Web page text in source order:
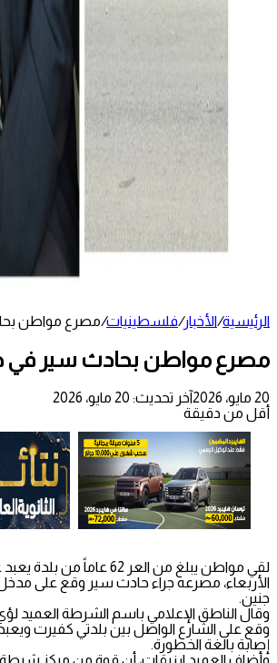
الرئيسية/الأخبار/فلسطينيات/مصرع مواطن
مصرع مواطن بحادث سير في
20 مايو، 2026
آخر تحديث: 20 مايو، 2026
أقل من دقيقة
لقي مواطن يبلغ من العر 62 عاماً
الأربعاء، مصرعه جراء حادث سير وقع على
جنين.
وقال الناطق الإعلامي باسم الشرطة العميد
وقع على الشارع الواصل بين بلدتي كفيرت
إصابة بالغة الخطورة.